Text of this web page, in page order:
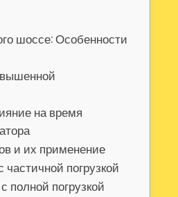
шоссе: Особенности
на время
и их применение
частичной погрузкой
полной погрузкой